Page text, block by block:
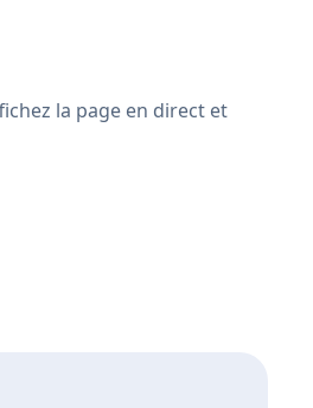
la page en direct et